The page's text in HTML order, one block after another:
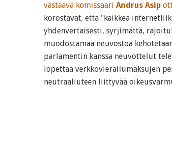
vastaava komissaari Andrus Asip
korostavat, että "kaikkea
yhdenvertaisesti, syrjimättä,
muodostamaa neuvostoa
parlamentin kanssa neuvottelut
lopettaa verkkovierailumaksujen
neutraaliuteen liittyvää